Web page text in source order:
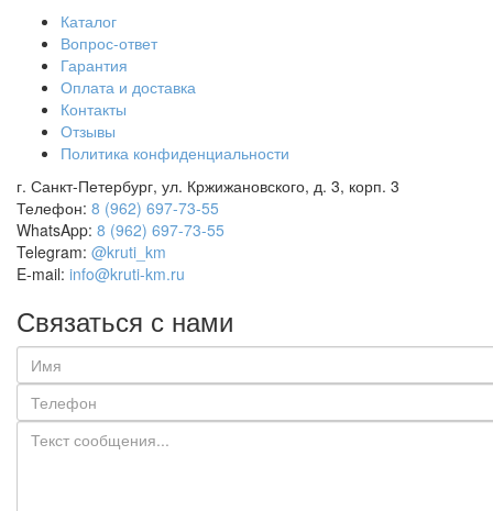
Каталог
Вопрос-ответ
Гарантия
Оплата и доставка
Контакты
Отзывы
Политика конфиденциальности
г. Санкт-Петербург, ул. Кржижановского, д. 3, корп. 3
Телефон: 8 (962) 697-73-55
WhatsApp: 8 (962) 697-73-55
Telegram: @kruti_km
E-mail: info@kruti-km.ru
Связаться с нами